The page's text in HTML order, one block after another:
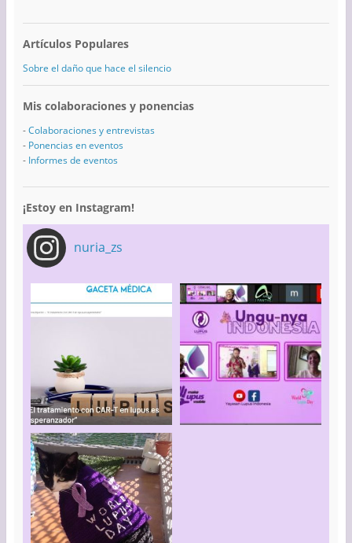
Artículos Populares
Sobre el daño que hace el silencio
Mis colaboraciones y ponencias
-Colaboraciones y entrevistas
- Ponencias en eventos
- Informes de eventos
¡Estoy en Instagram!
nuria_zs